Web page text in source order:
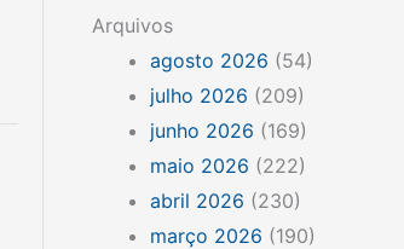
Arquivos
agosto 2026 (54)
julho 2026 (209)
junho 2026 (169)
maio 2026 (222)
abril 2026 (230)
março 2026 (190)